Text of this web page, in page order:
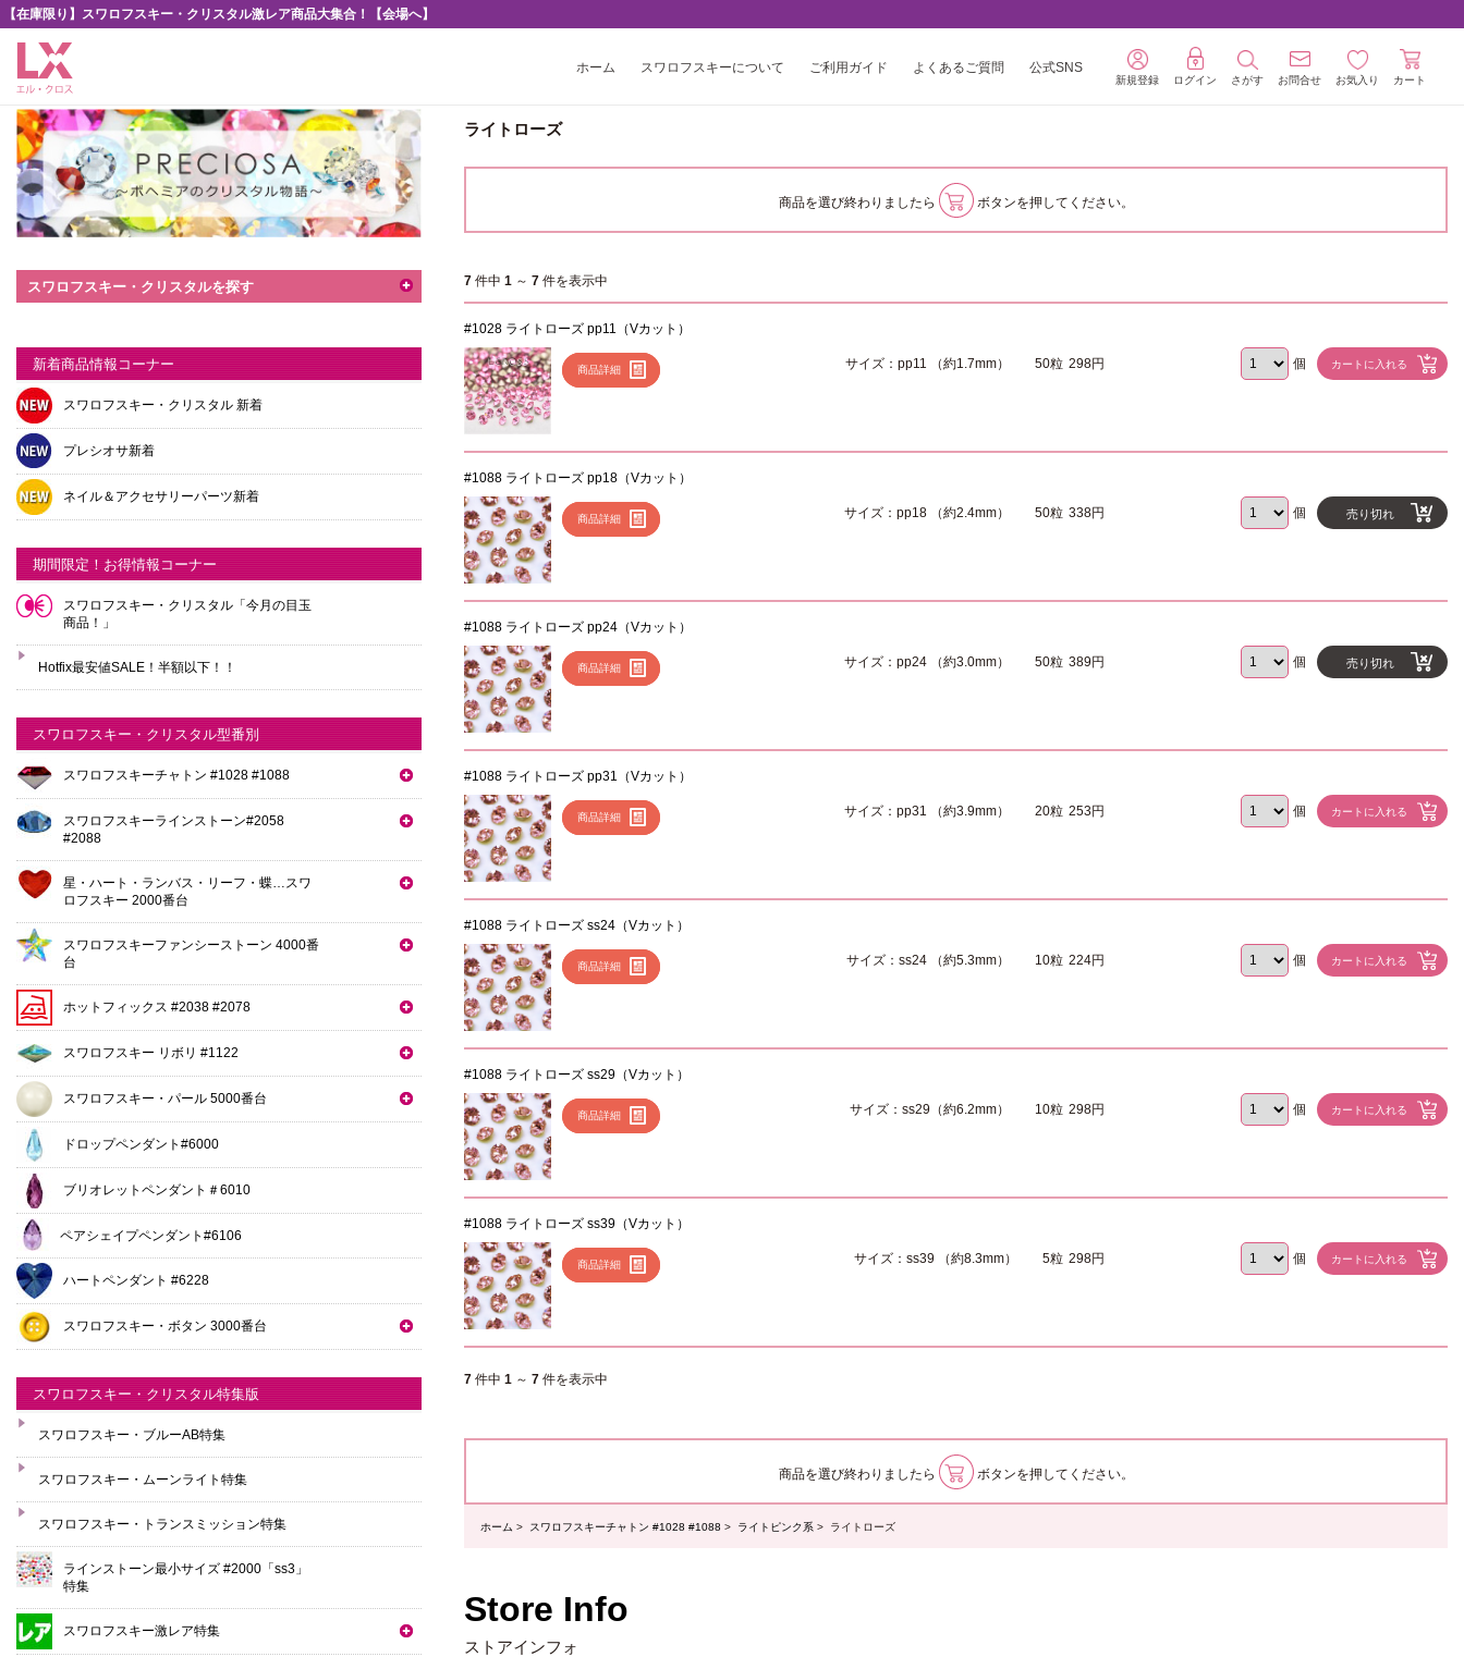
【在庫限り】スワロフスキー・クリスタル激レア商品大集合！【会場へ】
新規登録 ログイン さがす お問合せ お気入り カート
ホーム スワロフスキーについて ご利用ガイド よくあるご質問 公式SNS
ライトローズ
商品を選び終わりましたら ボタンを押してください。
7 件中1 ～7 件を表示中
#1028 ライトローズ pp11（Vカット）
商品詳細 サイズ：pp11 （約1.7mm） 50粒 298円 個
#1088 ライトローズ pp18（Vカット）
商品詳細 サイズ：pp18 （約2.4mm） 50粒 338円 個 売り切れ
#1088 ライトローズ pp24（Vカット）
商品詳細 サイズ：pp24 （約3.0mm） 50粒 389円 個 売り切れ
#1088 ライトローズ pp31（Vカット）
商品詳細 サイズ：pp31 （約3.9mm） 20粒 253円 個
#1088 ライトローズ ss24（Vカット）
商品詳細 サイズ：ss24 （約5.3mm） 10粒 224円 個
#1088 ライトローズ ss29（Vカット）
商品詳細 サイズ：ss29（約6.2mm） 10粒 298円 個
#1088 ライトローズ ss39（Vカット）
商品詳細 サイズ：ss39 （約8.3mm） 5粒 298円 個
7 件中1 ～7 件を表示中
商品を選び終わりましたら ボタンを押してください。
ホーム > スワロフスキーチャトン #1028 #1088 > ライトピンク系 > ライトローズ
Store Info
ストアインフォ
スワロフスキー・クリスタルを探す
新着商品情報コーナー
スワロフスキー・クリスタル 新着
プレシオサ新着
ネイル＆アクセサリーパーツ新着
期間限定！お得情報コーナー
スワロフスキー・クリスタル「今月の目玉
商品！」
Hotfix最安値SALE！半額以下！！
スワロフスキー・クリスタル型番別
スワロフスキーチャトン #1028 #1088
スワロフスキーラインストーン#2058
#2088
星・ハート・ランバス・リーフ・蝶…スワ
ロフスキー 2000番台
スワロフスキーファンシーストーン 4000番
台
ホットフィックス #2038 #2078
スワロフスキー リボリ #1122
スワロフスキー・パール 5000番台
ドロップペンダント#6000
ブリオレットペンダント＃6010
ペアシェイプペンダント#6106
ハートペンダント #6228
スワロフスキー・ボタン 3000番台
スワロフスキー・クリスタル特集版
スワロフスキー・ブルーAB特集
スワロフスキー・ムーンライト特集
スワロフスキー・トランスミッション特集
ラインストーン最小サイズ #2000「ss3」
特集
スワロフスキー激レア特集